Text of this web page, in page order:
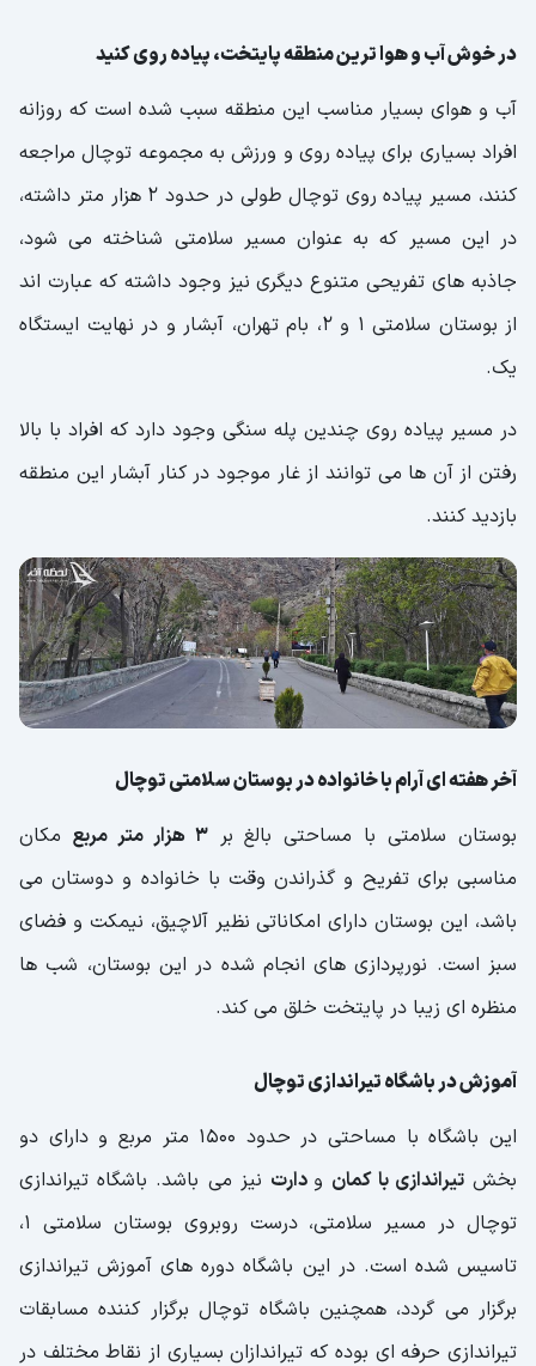
در خوش آب و هوا ترین منطقه پایتخت، پیاده روی کنید
آب و هوای بسیار مناسب این منطقه سبب شده است که روزانه
افراد بسیاری برای پیاده روی و ورزش به مجموعه توچال مراجعه
کنند، مسیر پیاده روی توچال طولی در حدود 2 هزار متر داشته،
در این مسیر که به عنوان مسیر سلامتی شناخته می شود،
جاذبه های تفریحی متنوع دیگری نیز وجود داشته که عبارت اند
از بوستان سلامتی 1 و 2، بام تهران، آبشار و در نهایت ایستگاه
یک.
در مسیر پیاده روی چندین پله سنگی وجود دارد که افراد با بالا
رفتن از آن ها می توانند از غار موجود در کنار آبشار این منطقه
بازدید کنند.
آخر هفته ای آرام با خانواده در بوستان سلامتی توچال
بوستان سلامتی با مساحتی بالغ بر3 هزار متر مربع
مکان
مناسبی برای تفریح و گذراندن وقت با خانواده و دوستان می
باشد، این بوستان دارای امکاناتی نظیر آلاچیق، نیمکت و فضای
سبز است. نورپردازی های انجام شده در این بوستان، شب ها
منظره ای زیبا در پایتخت خلق می کند.
آموزش در باشگاه تیراندازی توچال
این باشگاه با مساحتی در حدود 1500 متر مربع و دارای دو
بخشتیراندازی با کمان و دارت نیز می باشد. باشگاه تیراندازی
توچال در مسیر سلامتی، درست روبروی بوستان سلامتی 1،
تاسیس شده است. در این باشگاه دوره های آموزش تیراندازی
برگزار می گردد، همچنین باشگاه توچال برگزار کننده مسابقات
تیراندازی حرفه ای بوده که تیراندازان بسیاری از نقاط مختلف در